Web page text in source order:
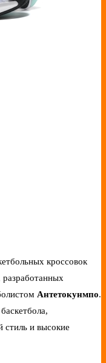
кроссовок
разработанных
Антетокунмпо.
и высокие